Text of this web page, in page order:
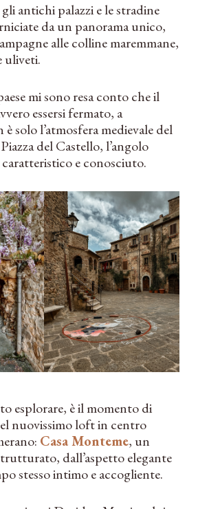
antichi palazzi e le stradine
da un panorama unico,
alle colline maremmane,
uliveti.
mi sono resa conto che il
essersi fermato, a
solo l’atmosfera medievale del
del Castello, l’angolo
e conosciuto.
esplorare, è il momento di
nuovissimo loft in centro
Casa Monteme, un
dall’aspetto elegante
stesso intimo e accogliente.